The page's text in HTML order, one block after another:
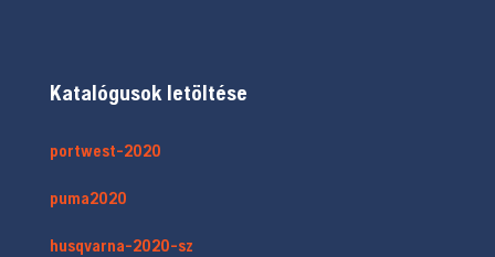
Katalógusok letöltése
portwest-2020
puma2020
husqvarna-2020-sz